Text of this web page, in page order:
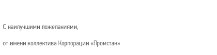
С наилучшими пожеланиями,
от имени коллектива Корпорации «Промстан»